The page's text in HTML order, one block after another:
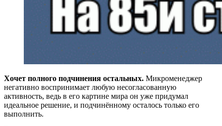
Хочет полного подчинения остальных. Микроменеджер
негативно воспринимает любую несогласованную
активность, ведь в его картине мира он уже придумал
идеальное решение, и подчинённому осталось только его
выполнить.